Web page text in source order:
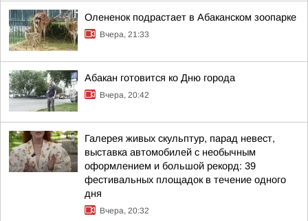
Олененок подрастает в Абаканском зоопарке
Вчера, 21:33
Абакан готовится ко Дню города
Вчера, 20:42
Галерея живых скульптур, парад невест,
выставка автомобилей с необычным
оформлением и большой рекорд: 39
фестивальных площадок в течение одного
дня
Вчера, 20:32